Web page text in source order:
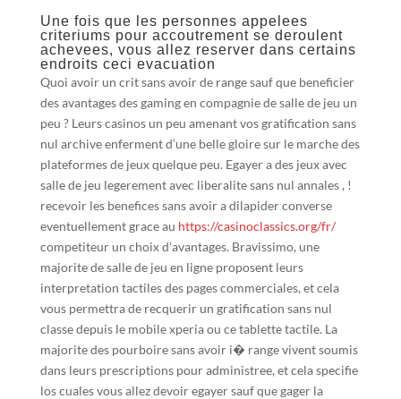
Une fois que les personnes appelees
criteriums pour accoutrement se deroulent
achevees, vous allez reserver dans certains
endroits ceci evacuation
Quoi avoir un crit sans avoir de range sauf que beneficier
des avantages des gaming en compagnie de salle de jeu un
peu ? Leurs casinos un peu amenant vos gratification sans
nul archive enferment d’une belle gloire sur le marche des
plateformes de jeux quelque peu. Egayer a des jeux avec
salle de jeu legerement avec liberalite sans nul annales , !
recevoir les benefices sans avoir a dilapider converse
eventuellement grace au https://casinoclassics.org/fr/
competiteur un choix d’avantages. Bravissimo, une
majorite de salle de jeu en ligne proposent leurs
interpretation tactiles des pages commerciales, et cela
vous permettra de recquerir un gratification sans nul
classe depuis le mobile xperia ou ce tablette tactile. La
majorite des pourboire sans avoir i� range vivent soumis
dans leurs prescriptions pour administree, et cela specifie
los cuales vous allez devoir egayer sauf que gager la